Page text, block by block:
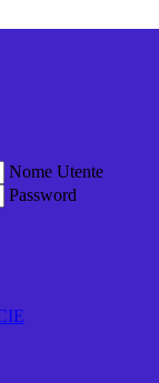
Nome Utente
Password